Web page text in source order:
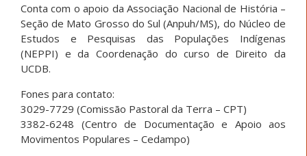
Conta com o apoio da Associação Nacional de História –
Seção de Mato Grosso do Sul (Anpuh/MS), do Núcleo de
Estudos e Pesquisas das Populações Indígenas
(NEPPI) e da Coordenação do curso de Direito da
UCDB.
Fones para contato:
3029-7729 (Comissão Pastoral da Terra – CPT)
3382-6248 (Centro de Documentação e Apoio aos
Movimentos Populares – Cedampo)